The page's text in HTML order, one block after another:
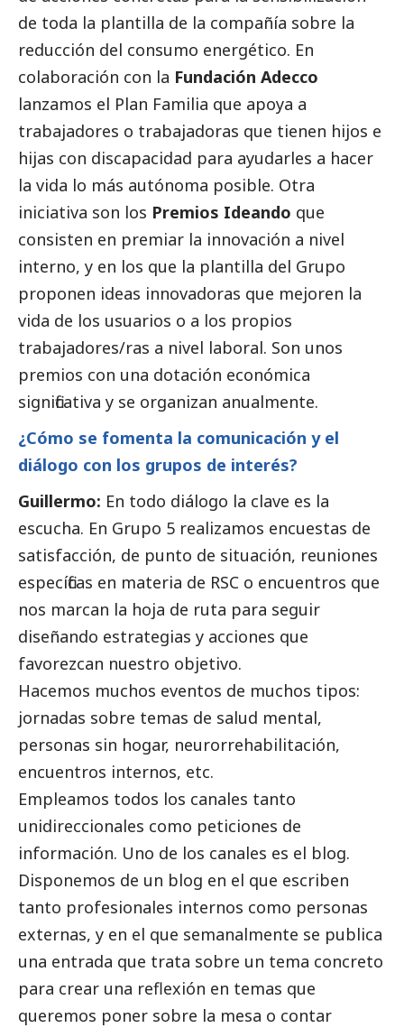
de toda la plantilla de la compañía sobre la
reducción del consumo energético. En
colaboración con la Fundación Adecco
lanzamos el Plan Familia que apoya a
trabajadores o trabajadoras que tienen hijos e
hijas con discapacidad para ayudarles a hacer
la vida lo más autónoma posible. Otra
iniciativa son los Premios Ideando que
consisten en premiar la innovación a nivel
interno, y en los que la plantilla del Grupo
proponen ideas innovadoras que mejoren la
vida de los usuarios o a los propios
trabajadores/ras a nivel laboral. Son unos
premios con una dotación económica
significativa y se organizan anualmente.
¿Cómo se fomenta la comunicación y el
diálogo con los grupos de interés?
Guillermo: En todo diálogo la clave es la
escucha. En Grupo 5 realizamos encuestas de
satisfacción, de punto de situación, reuniones
específicas en materia de RSC o encuentros que
nos marcan la hoja de ruta para seguir
diseñando estrategias y acciones que
favorezcan nuestro objetivo.
Hacemos muchos eventos de muchos tipos:
jornadas sobre temas de salud mental,
personas sin hogar, neurorrehabilitación,
encuentros internos, etc.
Empleamos todos los canales tanto
unidireccionales como peticiones de
información. Uno de los canales es el blog.
Disponemos de un blog en el que escriben
tanto profesionales internos como personas
externas, y en el que semanalmente se publica
una entrada que trata sobre un tema concreto
para crear una reflexión en temas que
queremos poner sobre la mesa o contar